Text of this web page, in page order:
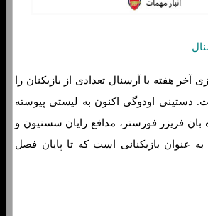
آخر هفته با آرسنال تعدادی از بازیکنان را
دستینی اودوگی اکنون به لیستی پیوسته
فریزر فورستر، مدافع رایان سسنیون و
عنوان بازیکنانی است که تا پایان فصل